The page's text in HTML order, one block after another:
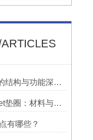
Hausser计数板的结构与功能深度解析
Tri-Clamp Gasket垫圈：材料与应用的全面指南
有哪些？